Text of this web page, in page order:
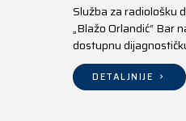
Služba za radiološku
„Blažo Orlandić“ Bar
dostupnu
svjedoče i rezultati
do 17. juna 2026.
DETALJNIJE